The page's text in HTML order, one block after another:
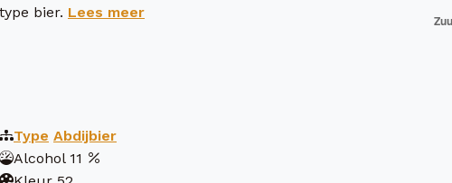
type bier. Lees meer
Type Abdijbier
Alcohol 11